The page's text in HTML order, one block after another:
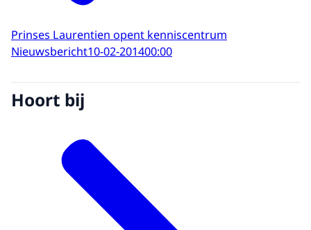
Prinses Laurentien opent kenniscentrum
Nieuwsbericht10-02-201400:00
Hoort bij